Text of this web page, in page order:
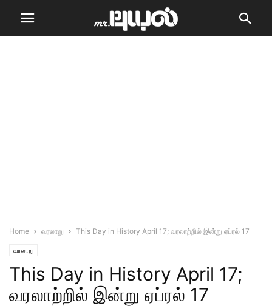
Home வரலாறு This Day in History April 17; வரலாற்றில் இன்று ஏப்ரல் 17
வரலாறு
This Day in History April 17;
வரலாற்றில் இன்று ஏப்ரல் 17